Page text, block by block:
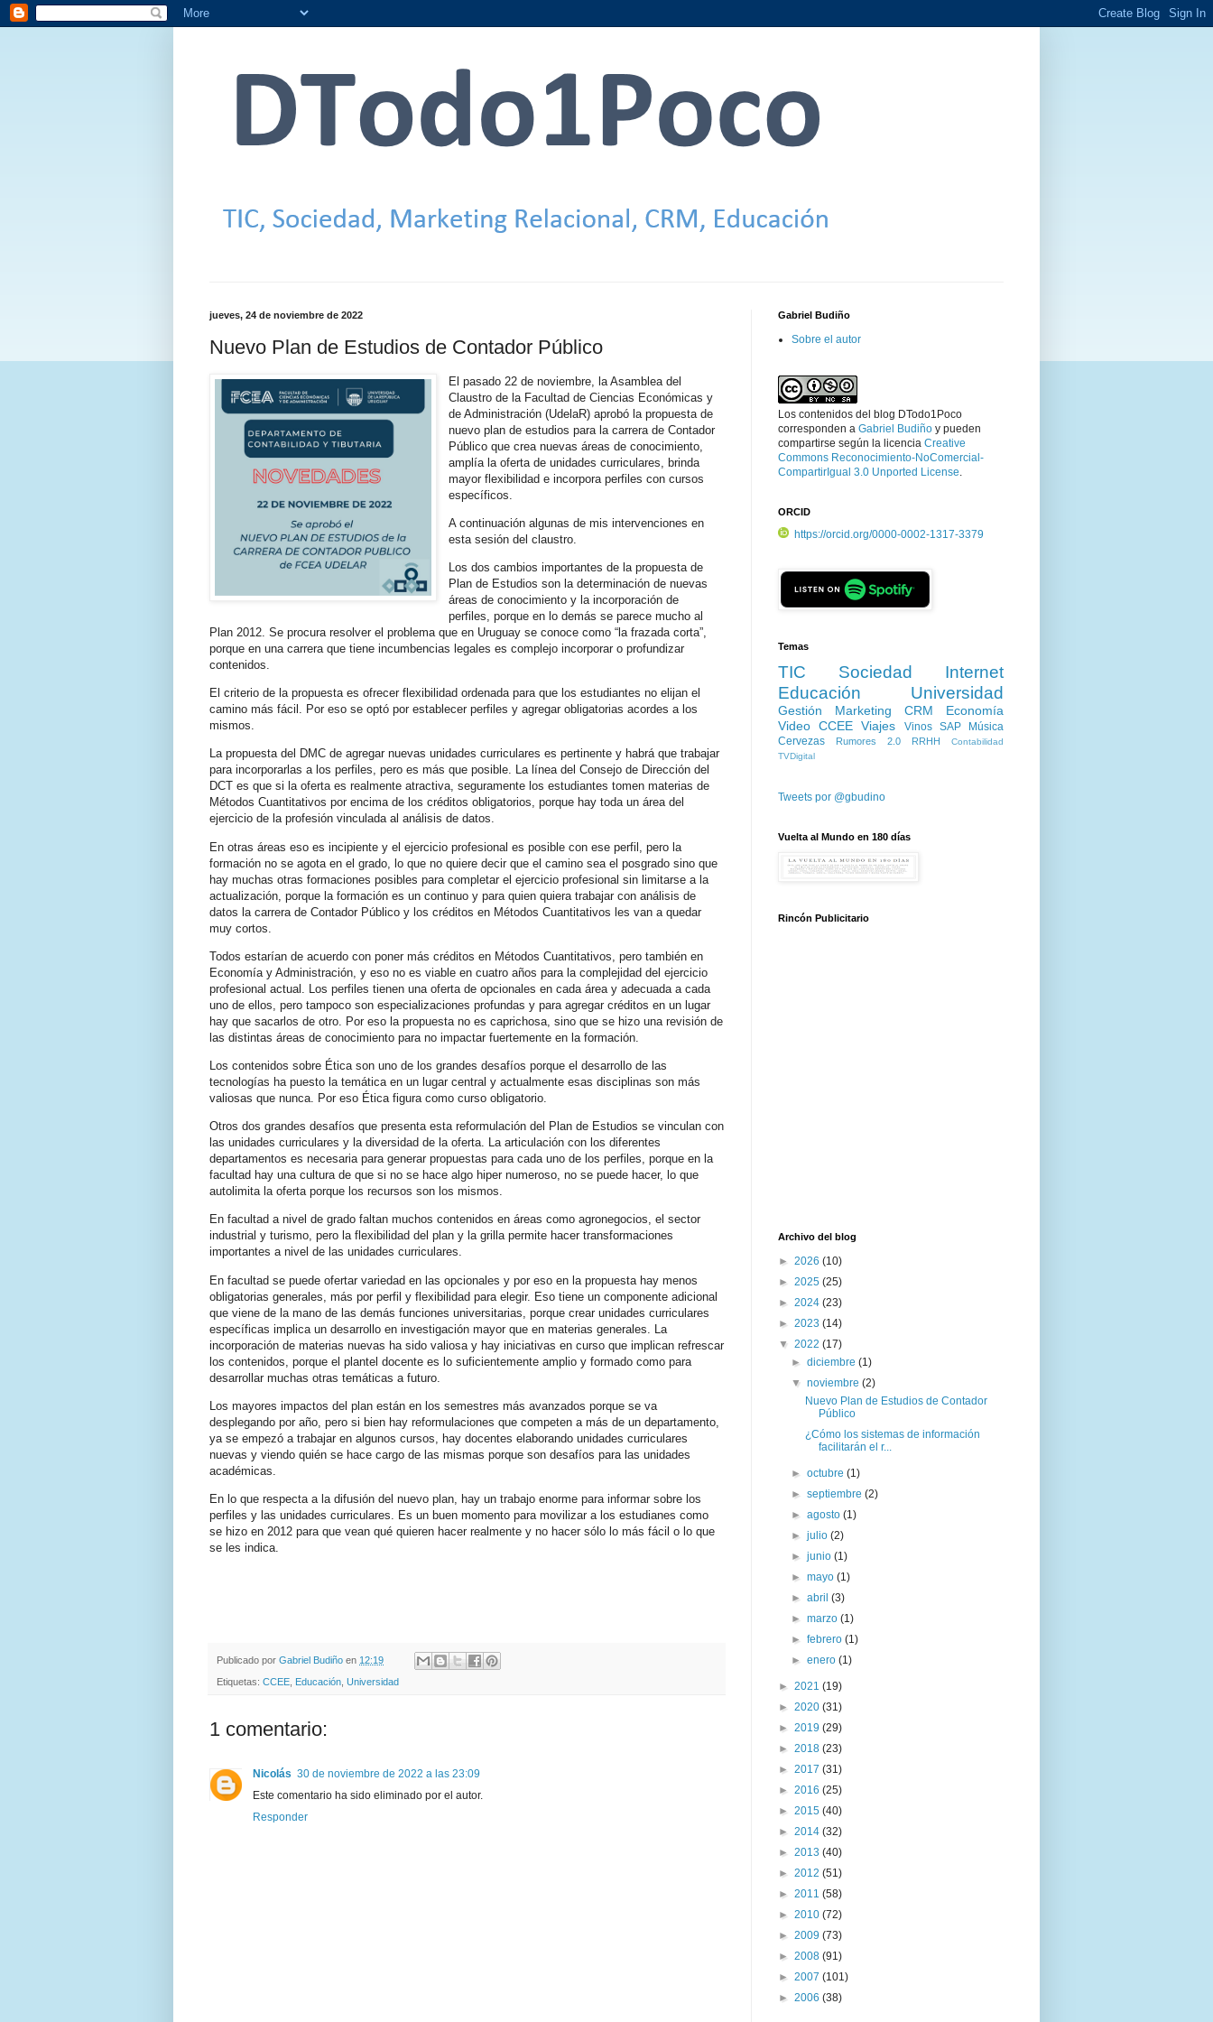
jueves, 24 de noviembre de 2022
Nuevo Plan de Estudios de Contador Público
El pasado 22 de noviembre, la Asamblea del
Claustro de la Facultad de Ciencias Económicas y
de Administración (UdelaR) aprobó la propuesta de
nuevo plan de estudios para la carrera de Contador
Público que crea nuevas áreas de conocimiento,
amplía la oferta de unidades curriculares, brinda
mayor flexibilidad e incorpora perfiles con cursos
específicos.
A continuación algunas de mis intervenciones en
esta sesión del claustro.
Los dos cambios importantes de la propuesta de
Plan de Estudios son la determinación de nuevas
áreas de conocimiento y la incorporación de
perfiles, porque en lo demás se parece mucho al
Plan 2012. Se procura resolver el problema que en Uruguay se conoce como “la frazada corta”,
porque en una carrera que tiene incumbencias legales es complejo incorporar o profundizar
contenidos.
El criterio de la propuesta es ofrecer flexibilidad ordenada para que los estudiantes no elijan el
camino más fácil. Por eso se optó por establecer perfiles y agregar obligatorias acordes a los
mismos.
La propuesta del DMC de agregar nuevas unidades curriculares es pertinente y habrá que trabajar
para incorporarlas a los perfiles, pero es más que posible. La línea del Consejo de Dirección del
DCT es que si la oferta es realmente atractiva, seguramente los estudiantes tomen materias de
Métodos Cuantitativos por encima de los créditos obligatorios, porque hay toda un área del
ejercicio de la profesión vinculada al análisis de datos.
En otras áreas eso es incipiente y el ejercicio profesional es posible con ese perfil, pero la
formación no se agota en el grado, lo que no quiere decir que el camino sea el posgrado sino que
hay muchas otras formaciones posibles para completar el ejercicio profesional sin limitarse a la
actualización, porque la formación es un continuo y para quien quiera trabajar con análisis de
datos la carrera de Contador Público y los créditos en Métodos Cuantitativos les van a quedar
muy cortos.
Todos estarían de acuerdo con poner más créditos en Métodos Cuantitativos, pero también en
Economía y Administración, y eso no es viable en cuatro años para la complejidad del ejercicio
profesional actual. Los perfiles tienen una oferta de opcionales en cada área y adecuada a cada
uno de ellos, pero tampoco son especializaciones profundas y para agregar créditos en un lugar
hay que sacarlos de otro. Por eso la propuesta no es caprichosa, sino que se hizo una revisión de
las distintas áreas de conocimiento para no impactar fuertemente en la formación.
Los contenidos sobre Ética son uno de los grandes desafíos porque el desarrollo de las
tecnologías ha puesto la temática en un lugar central y actualmente esas disciplinas son más
valiosas que nunca. Por eso Ética figura como curso obligatorio.
Otros dos grandes desafíos que presenta esta reformulación del Plan de Estudios se vinculan con
las unidades curriculares y la diversidad de la oferta. La articulación con los diferentes
departamentos es necesaria para generar propuestas para cada uno de los perfiles, porque en la
facultad hay una cultura de que si no se hace algo hiper numeroso, no se puede hacer, lo que
autolimita la oferta porque los recursos son los mismos.
En facultad a nivel de grado faltan muchos contenidos en áreas como agronegocios, el sector
industrial y turismo, pero la flexibilidad del plan y la grilla permite hacer transformaciones
importantes a nivel de las unidades curriculares.
En facultad se puede ofertar variedad en las opcionales y por eso en la propuesta hay menos
obligatorias generales, más por perfil y flexibilidad para elegir. Eso tiene un componente adicional
que viene de la mano de las demás funciones universitarias, porque crear unidades curriculares
específicas implica un desarrollo en investigación mayor que en materias generales. La
incorporación de materias nuevas ha sido valiosa y hay iniciativas en curso que implican refrescar
los contenidos, porque el plantel docente es lo suficientemente amplio y formado como para
desarrollar muchas otras temáticas a futuro.
Los mayores impactos del plan están en los semestres más avanzados porque se va
desplegando por año, pero si bien hay reformulaciones que competen a más de un departamento,
ya se empezó a trabajar en algunos cursos, hay docentes elaborando unidades curriculares
nuevas y viendo quién se hace cargo de las mismas porque son desafíos para las unidades
académicas.
En lo que respecta a la difusión del nuevo plan, hay un trabajo enorme para informar sobre los
perfiles y las unidades curriculares. Es un buen momento para movilizar a los estudianes como
se hizo en 2012 para que vean qué quieren hacer realmente y no hacer sólo lo más fácil o lo que
se les indica.
Publicado por Gabriel Budiño en 12:19
Etiquetas: CCEE Educación Universidad
1 comentario:
Nicolás 30 de noviembre de 2022 a las 23:09
Este comentario ha sido eliminado por el autor.
Responder
Gabriel Budiño
Sobre el autor
Los contenidos del blog DTodo1Poco
corresponden a Gabriel Budiño y pueden
compartirse según la licencia Creative
Commons Reconocimiento-NoComercial-
CompartirIgual 3.0 Unported License.
ORCID
https://orcid.org/0000-0002-1317-3379
Temas
TIC Sociedad
Internet
Educación
Universidad
Gestión Marketing CRM
Economía
Video CCEE Viajes Vinos SAP
Música
Cervezas
Rumores 2.0 RRHH
Contabilidad
TVDigital
Tweets por @gbudino
Vuelta al Mundo en 180 días
Rincón Publicitario
Archivo del blog
► 2026 (10)
► 2025 (25)
► 2024 (23)
► 2023 (14)
▼ 2022 (17)
►diciembre(1)
▼noviembre(2)
Nuevo Plan de Estudios de Contador
Público
¿Cómo los sistemas de información
facilitarán el r...
►octubre(1)
►septiembre(2)
►agosto(1)
►julio(2)
►junio(1)
►mayo(1)
►abril(3)
►marzo(1)
►febrero(1)
►enero(1)
► 2021 (19)
► 2020 (31)
► 2019 (29)
► 2018 (23)
► 2017 (31)
► 2016 (25)
► 2015 (40)
► 2014 (32)
► 2013 (40)
► 2012 (51)
► 2011 (58)
► 2010 (72)
► 2009 (73)
► 2008 (91)
► 2007 (101)
► 2006 (38)